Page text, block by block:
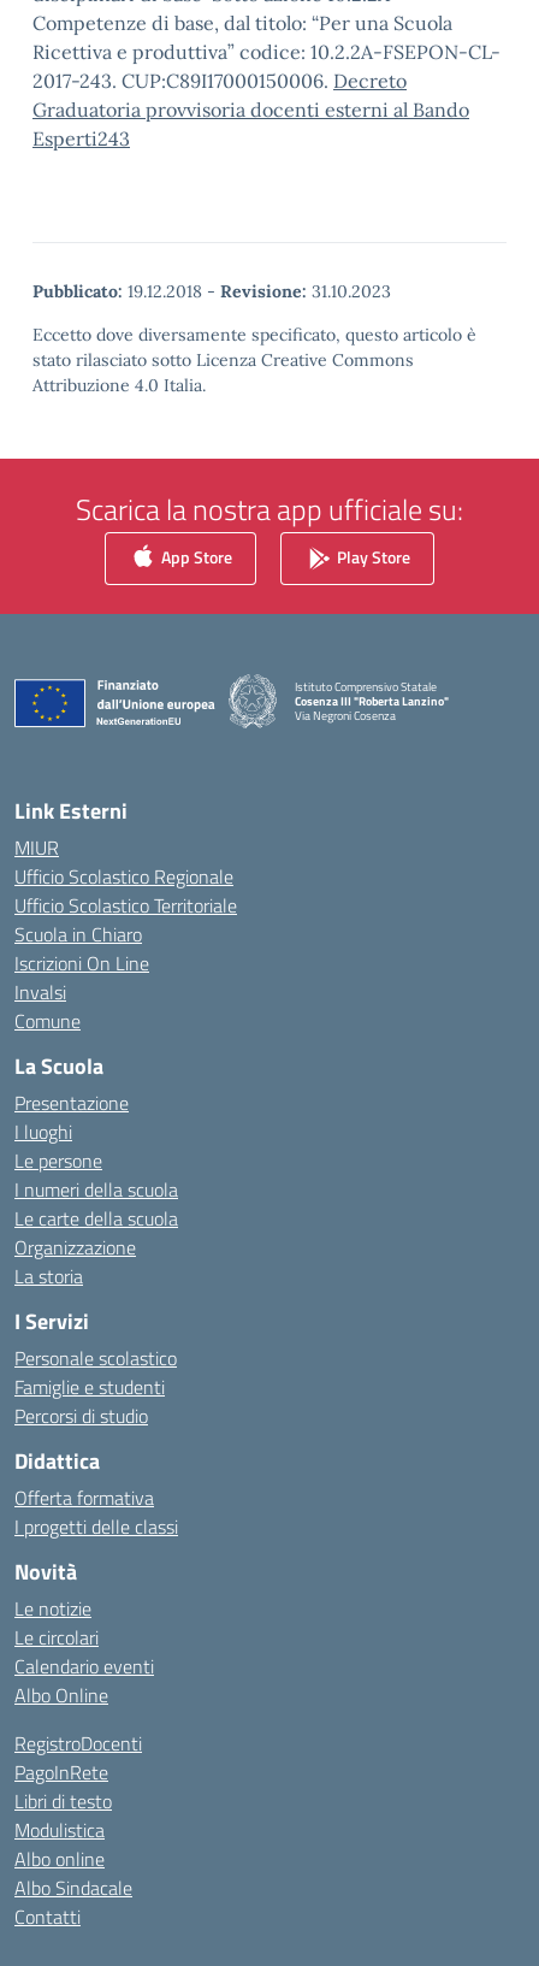
Competenze di base, dal titolo: “Per una Scuola
Ricettiva e produttiva” codice: 10.2.2A-FSEPON-CL-
2017-243. CUP:C89I17000150006. Decreto
Graduatoria provvisoria docenti esterni al Bando
Esperti243
Pubblicato: 19.12.2018 - Revisione: 31.10.2023
Eccetto dove diversamente specificato, questo articolo è
stato rilasciato sotto Licenza Creative Commons
Attribuzione 4.0 Italia.
Scarica la nostra app ufficiale su:
App Store Play Store
Istituto Comprensivo Statale
Cosenza III "Roberta Lanzino"
Via Negroni Cosenza
— Visita la pagina iniziale della scuola
Link Esterni
MIUR
Ufficio Scolastico Regionale
Ufficio Scolastico Territoriale
Scuola in Chiaro
Iscrizioni On Line
Invalsi
Comune
La Scuola
Presentazione
I luoghi
Le persone
I numeri della scuola
Le carte della scuola
Organizzazione
La storia
I Servizi
Personale scolastico
Famiglie e studenti
Percorsi di studio
Didattica
Offerta formativa
I progetti delle classi
Novità
Le notizie
Le circolari
Calendario eventi
Albo Online
RegistroDocenti
PagoInRete
Libri di testo
Modulistica
Albo online
Albo Sindacale
Contatti